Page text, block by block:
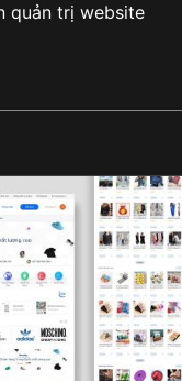
quản trị website